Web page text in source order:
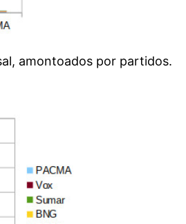
amontoados por partidos.